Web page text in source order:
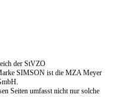
der StVZO
SIMSON ist die MZA Meyer
Seiten umfasst nicht nur solche